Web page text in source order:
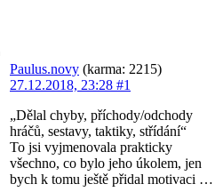
Paulus.novy (karma: 2215)
27.12.2018, 23:28 #1
„Dělal chyby, příchody/odchody
hráčů, sestavy, taktiky, střídání“
To jsi vyjmenovala prakticky
všechno, co bylo jeho úkolem, jen
bych k tomu ještě přidal motivaci …